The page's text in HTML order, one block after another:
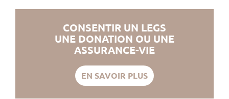
CONSENTIR UN LEGS
UNE DONATION OU UNE
ASSURANCE-VIE
EN SAVOIR PLUS